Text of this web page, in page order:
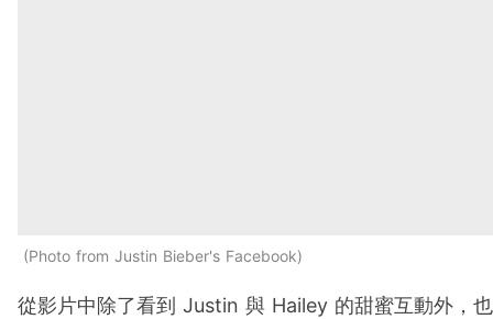
Photo from Justin Bieber's Facebook
從影片中除了看到 Justin 與 Hailey 的甜蜜互動外，